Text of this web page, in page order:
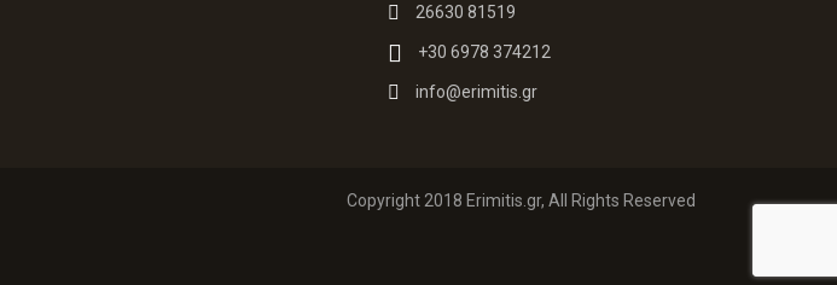
26630 81519
+30 6978 374212
info@erimitis.gr
Copyright 2018 Erimitis.gr, All Rights Reserved